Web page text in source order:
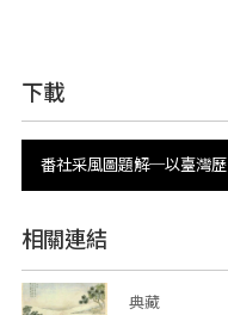
下載
番社采風圖題解─以臺灣
相關連結
典藏